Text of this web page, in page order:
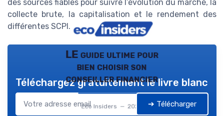
des sources fiables pour suivre l’évolution du marché, la
collecte brute, la capitalisation et le rendement des
différentes SCPI.
LE guide ultime pour
bien choisir son
conseiller financier
Eco Insiders — 2026
Téléchargez gratuitement le livre blanc
➔ Télécharger